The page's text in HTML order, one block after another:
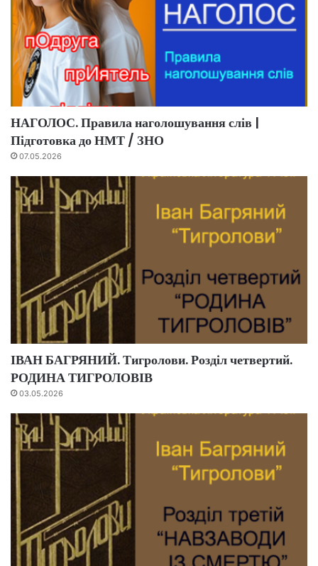
НАГОЛОС. Правила наголошування слів |
Підготовка до НМТ / ЗНО
07.05.2026
ІВАН БАГРЯНИЙ. Тигролови. Розділ четвертий.
РОДИНА ТИГРОЛОВІВ
03.05.2026